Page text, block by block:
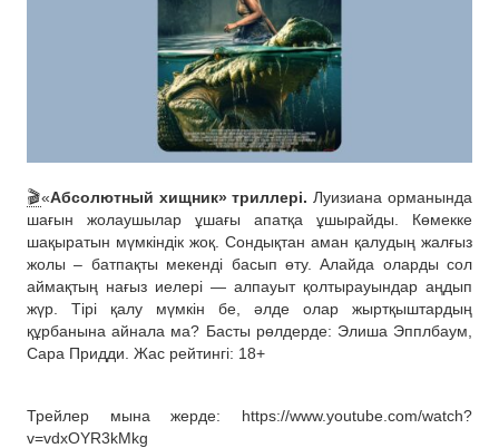
🎬«Абсолютный хищник» триллері. Луизиана орманында
шағын жолаушылар ұшағы апатқа ұшырайды. Көмекке
шақыратын мүмкіндік жоқ. Сондықтан аман қалудың жалғыз
жолы – батпақты мекенді басып өту. Алайда оларды сол
аймақтың нағыз иелері — алпауыт қолтырауындар аңдып
жүр. Тірі қалу мүмкін бе, әлде олар жыртқыштардың
құрбанына айнала ма? Басты рөлдерде: Элиша Эпплбаум,
Сара Придди. Жас рейтингі: 18+
Трейлер мына жерде: https://www.youtube.com/watch?
v=vdxOYR3kMkg